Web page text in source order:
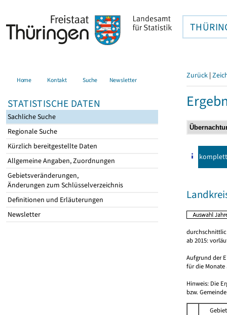
Home Kontakt Suche Newsletter
STATISTISCHE DATEN
Sachliche Suche
Regionale Suche
Kürzlich bereitgestellte Daten
Allgemeine Angaben, Zuordnungen
Gebietsveränderungen,
Änderungen zum Schlüsselverzeichnis
Definitionen und Erläuterungen
Newsletter
Zurück |
komplett
ab 2015:
Aufgrund der
für die Monate
Hinweis: Die
bzw.